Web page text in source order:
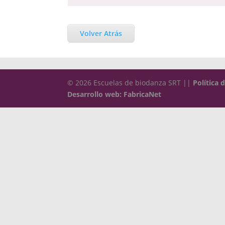
Volver Atrás
© 2026 Escuelas de biodanza SRT || Política
Desarrollo web: FabricaNet